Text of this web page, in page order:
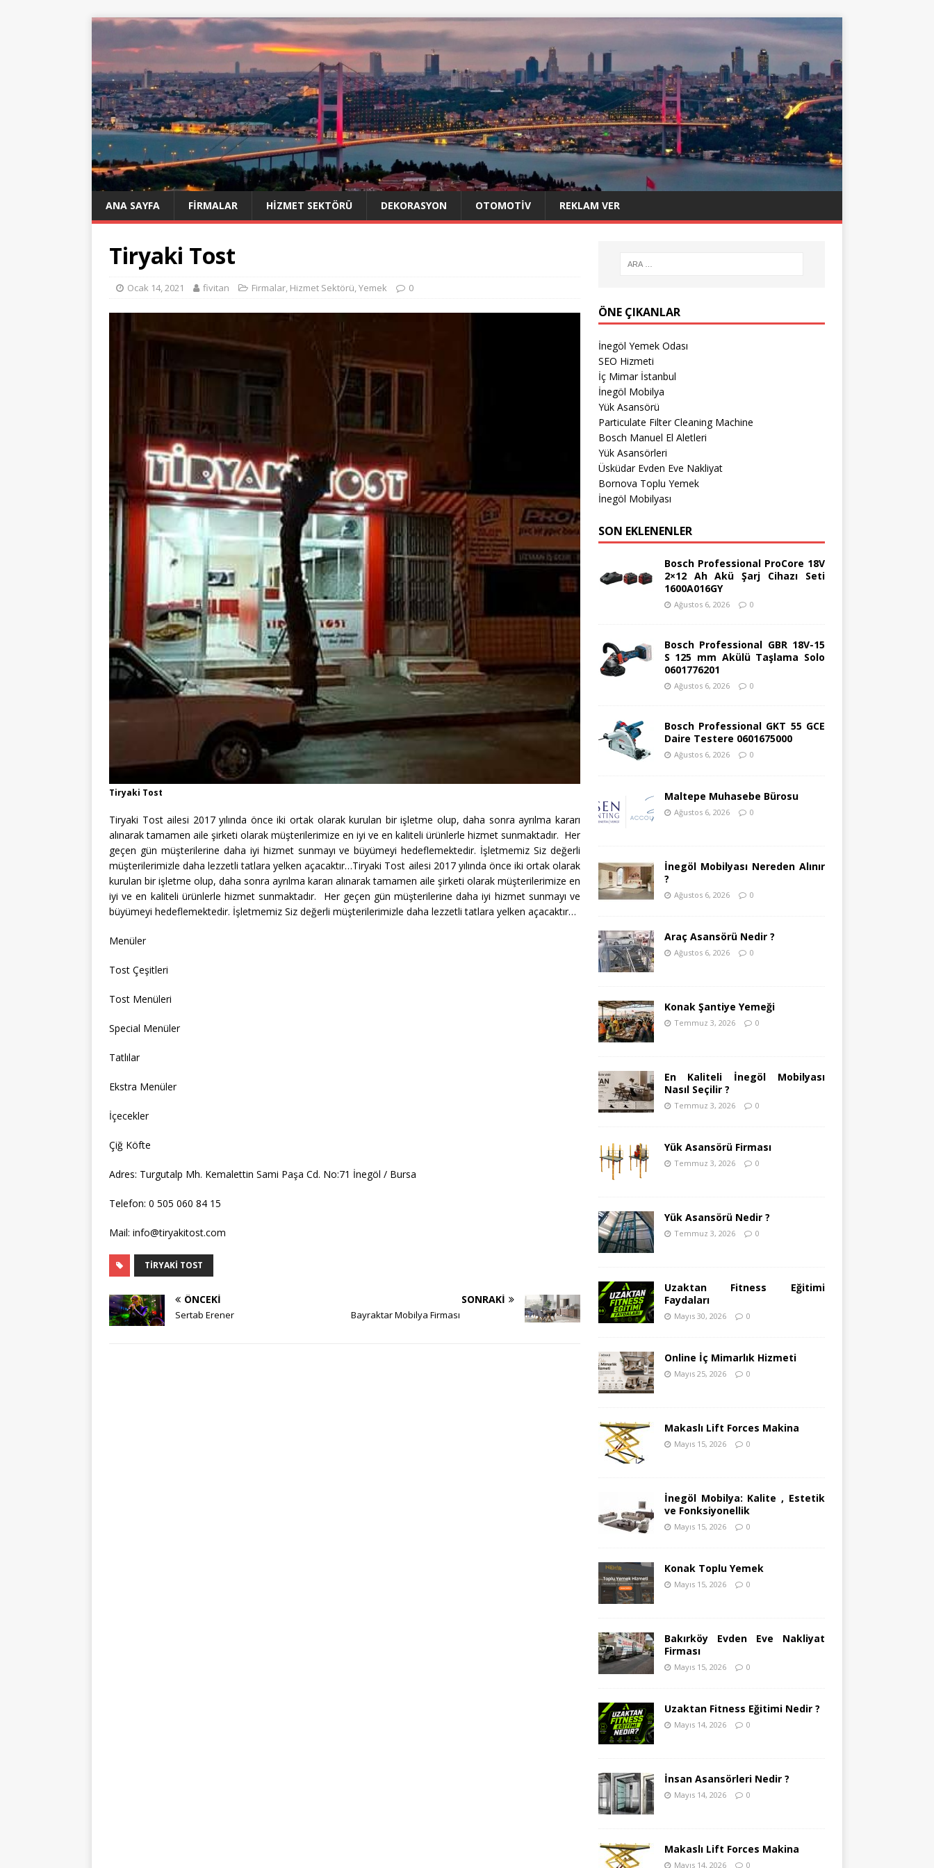
ANA SAYFA FIRMALAR HIZMET SEKTÖRÜ DEKORASYON OTOMOTIV REKLAM VER
Tiryaki Tost
Ocak 14, 2021 fivitan Firmalar, Hizmet Sektörü,Yemek 0
Tiryaki Tost
Tiryaki Tost ailesi 2017 yılında önce iki ortak olarak kurulan bir işletme olup, daha sonra ayrılma kararı
alınarak tamamen aile şirketi olarak müşterilerimize en iyi ve en kaliteli ürünlerle hizmet sunmaktadır. Her
geçen gün müşterilerine daha iyi hizmet sunmayı ve büyümeyi hedeflemektedir. İşletmemiz Siz değerli
müşterilerimizle daha lezzetli tatlara yelken açacaktır…Tiryaki Tost ailesi 2017 yılında önce iki ortak olarak
kurulan bir işletme olup, daha sonra ayrılma kararı alınarak tamamen aile şirketi olarak müşterilerimize en
iyi ve en kaliteli ürünlerle hizmet sunmaktadır. Her geçen gün müşterilerine daha iyi hizmet sunmayı ve
büyümeyi hedeflemektedir. İşletmemiz Siz değerli müşterilerimizle daha lezzetli tatlara yelken açacaktır…
Menüler
Tost Çeşitleri
Tost Menüleri
Special Menüler
Tatlılar
Ekstra Menüler
İçecekler
Çiğ Köfte
Adres: Turgutalp Mh. Kemalettin Sami Paşa Cd. No:71 İnegöl / Bursa
Telefon: 0 505 060 84 15
Mail: info@tiryakitost.com
TIRYAKI TOST
ÖNCEKI
Sertab Erener
SONRAKI
Bayraktar Mobilya Firması
ÖNE ÇIKANLAR
İnegöl Yemek Odası
SEO Hizmeti
İç Mimar İstanbul
İnegöl Mobilya
Yük Asansörü
Particulate Filter Cleaning Machine
Bosch Manuel El Aletleri
Yük Asansörleri
Üsküdar Evden Eve Nakliyat
Bornova Toplu Yemek
İnegöl Mobilyası
SON EKLENENLER
Bosch Professional ProCore 18V
2×12 Ah Akü Şarj Cihazı Seti
1600A016GY
Ağustos 6, 2026 0
Bosch Professional GBR 18V-15
S 125 mm Akülü Taşlama Solo
0601776201
Ağustos 6, 2026 0
Bosch Professional GKT 55 GCE
Daire Testere 0601675000
Ağustos 6, 2026 0
Maltepe Muhasebe Bürosu
Ağustos 6, 2026 0
İnegöl Mobilyası Nereden Alınır
?
Ağustos 6, 2026 0
Araç Asansörü Nedir ?
Ağustos 6, 2026 0
Konak Şantiye Yemeği
Temmuz 3, 2026 0
En Kaliteli İnegöl Mobilyası
Nasıl Seçilir ?
Temmuz 3, 2026 0
Yük Asansörü Firması
Temmuz 3, 2026 0
Yük Asansörü Nedir ?
Temmuz 3, 2026 0
Uzaktan Fitness Eğitimi
Faydaları
Mayıs 30, 2026 0
Online İç Mimarlık Hizmeti
Mayıs 25, 2026 0
Makaslı Lift Forces Makina
Mayıs 15, 2026 0
İnegöl Mobilya: Kalite , Estetik
ve Fonksiyonellik
Mayıs 15, 2026 0
Konak Toplu Yemek
Mayıs 15, 2026 0
Bakırköy Evden Eve Nakliyat
Firması
Mayıs 15, 2026 0
Uzaktan Fitness Eğitimi Nedir ?
Mayıs 14, 2026 0
İnsan Asansörleri Nedir ?
Mayıs 14, 2026 0
Makaslı Lift Forces Makina
Mayıs 14, 2026 0